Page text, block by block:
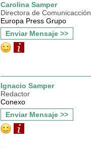
Carolina Samper
Directora de Comunicacción
Europa Press Grupo
Enviar Mensaje >>
Ignacio Samper
Redactor
Conexo
Enviar Mensaje >>